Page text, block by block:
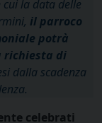
cui la data delle
il parroco
potrà
richiesta di
dalla scadenza
celebrati